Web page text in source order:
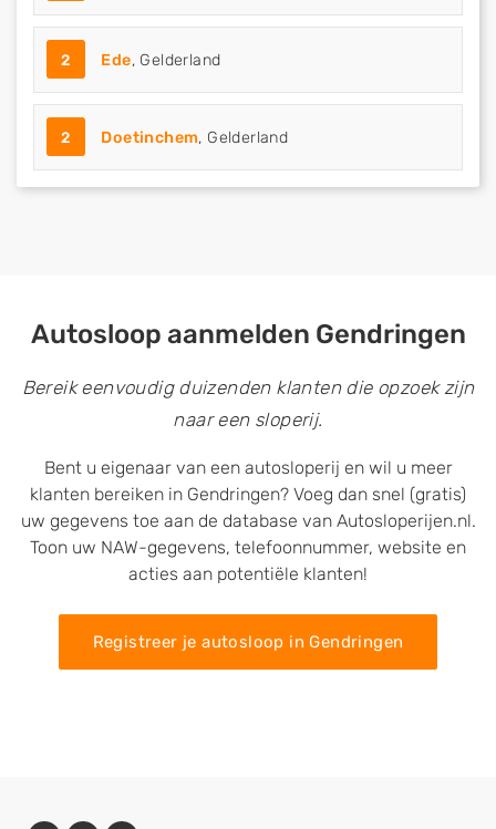
2 Ede, Gelderland
2 Doetinchem, Gelderland
Autosloop aanmelden Gendringen
Bereik eenvoudig duizenden klanten die opzoek zijn
naar een sloperij.
Bent u eigenaar van een autosloperij en wil u meer
klanten bereiken in Gendringen? Voeg dan snel (gratis)
uw gegevens toe aan de database van Autosloperijen.nl.
Toon uw NAW-gegevens, telefoonnummer, website en
acties aan potentiële klanten!
Registreer je autosloop in Gendringen